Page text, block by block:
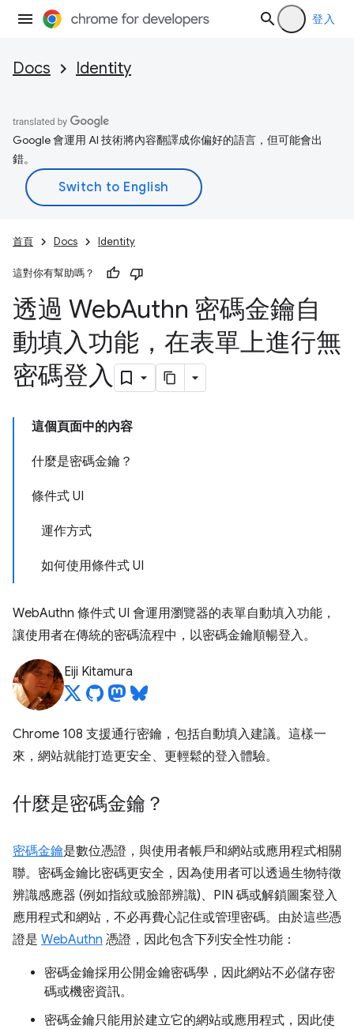
登入
Docs Identity
Google 會運用 AI 技術將內容翻譯成你偏好的語言，但可能會出
錯。
首頁 Docs Identity
這對你有幫助嗎？
透過 WebAuthn 密碼金鑰自
動填入功能，在表單上進行無
密碼登入
這個頁面中的內容
什麼是密碼金鑰？
條件式 UI
運作方式
如何使用條件式 UI
WebAuthn 條件式 UI 會運用瀏覽器的表單自動填入功能，
讓使用者在傳統的密碼流程中，以密碼金鑰順暢登入。
Eiji Kitamura
Chrome 108 支援通行密鑰，包括自動填入建議。這樣一
來，網站就能打造更安全、更輕鬆的登入體驗。
什麼是密碼金鑰？
密碼金鑰是數位憑證，與使用者帳戶和網站或應用程式相關
聯。密碼金鑰比密碼更安全，因為使用者可以透過生物特徵
辨識感應器 (例如指紋或臉部辨識)、PIN 碼或解鎖圖案登入
應用程式和網站，不必再費心記住或管理密碼。由於這些憑
證是 WebAuthn 憑證，因此包含下列安全性功能：
密碼金鑰採用公開金鑰密碼學，因此網站不必儲存密
碼或機密資訊。
密碼金鑰只能用於建立它的網站或應用程式，因此使